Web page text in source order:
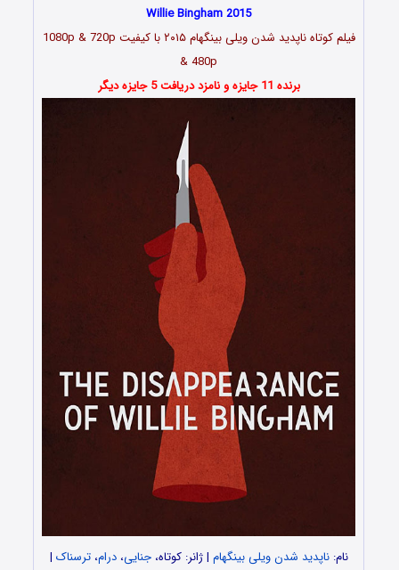
Willie Bingham 2015
فیلم کوتاه ناپدید شدن ویلی بینگهام ۲۰۱۵ با کیفیت 1080p & 720p
& 480p
برنده 11 جایزه و نامزد دریافت 5 جایزه دیگر
نام:ناپدید شدن ویلی بینگهام | ژانر: کوتاه،جنایی،درام،ترسناک |